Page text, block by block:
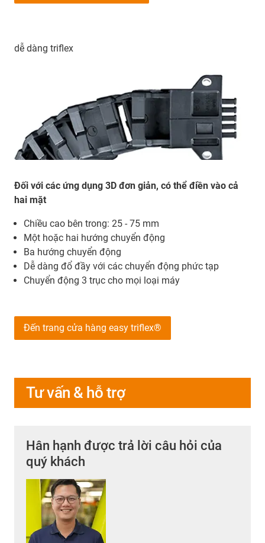
dễ dàng triflex
Đối với các ứng dụng 3D đơn giản, có thể điền vào cả
hai mặt
Chiều cao bên trong: 25 - 75 mm
Một hoặc hai hướng chuyển động
Ba hướng chuyển động
Dễ dàng đổ đầy với các chuyển động phức tạp
Chuyển động 3 trục cho mọi loại máy
Đến trang cửa hàng easy triflex®
Tư vấn & hỗ trợ
Hân hạnh được trả lời câu hỏi của
quý khách